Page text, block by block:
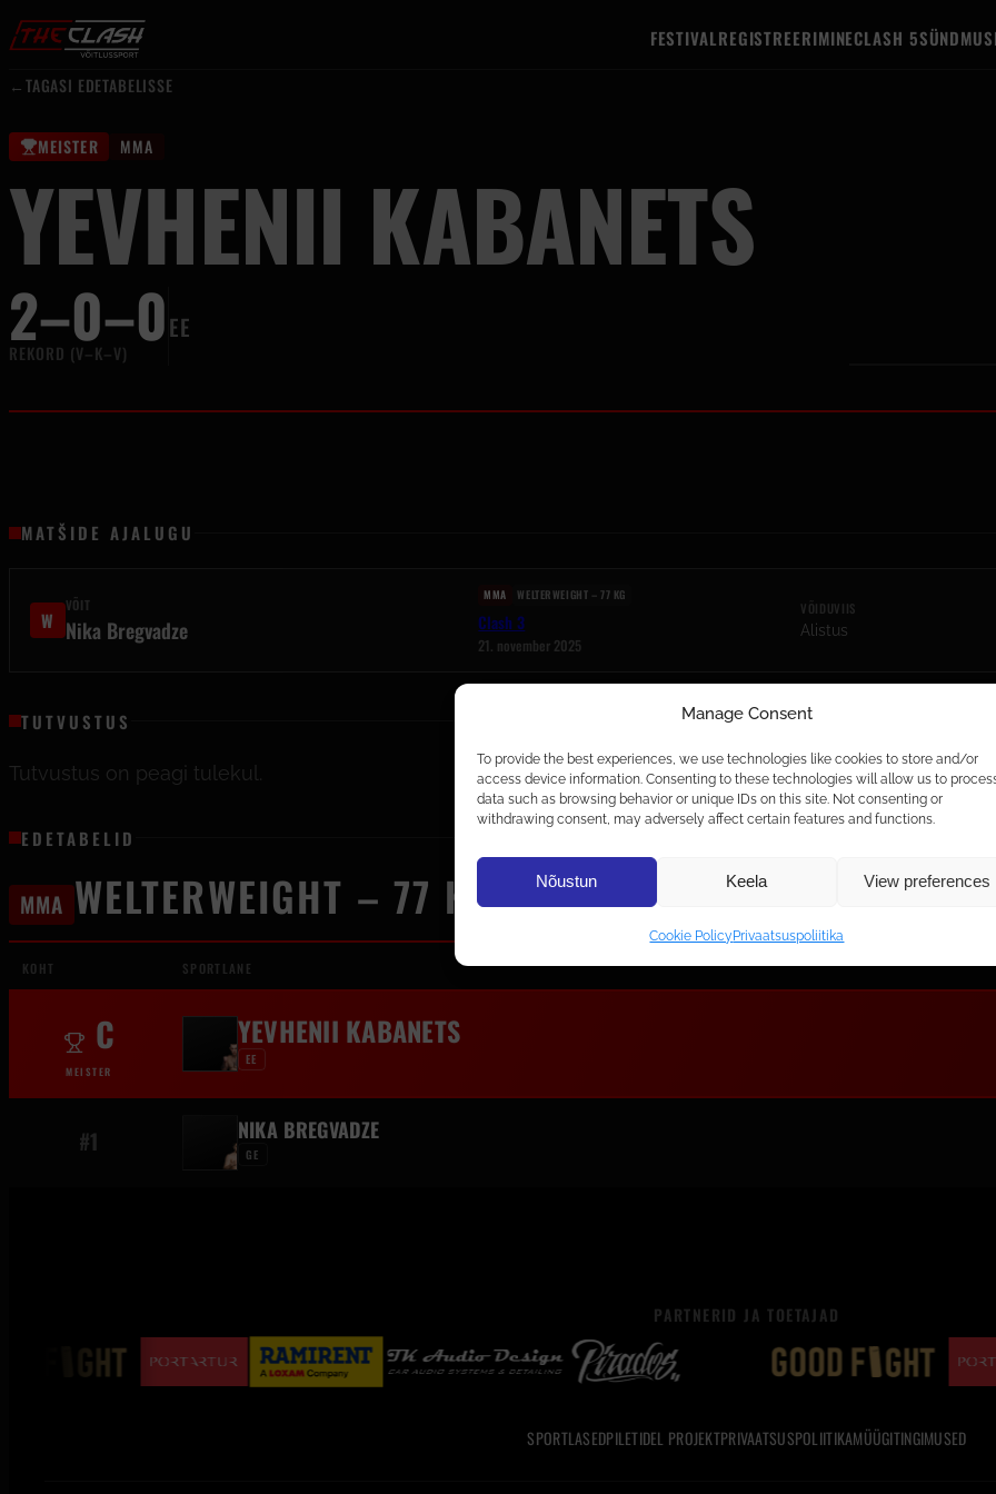
Manage Consent
To provide the best experiences, we use technologies like cookies to store and/or
access device information. Consenting to these technologies will allow us to
data such as browsing behavior or unique IDs on this site. Not consenting or
withdrawing consent, may adversely affect certain features and functions.
Nõustun Keela View preferences
Cookie PolicyPrivaatsuspoliitika
Liigu sisu juurde
FESTIVALREGISTREERIMINECLASH 5
←TAGASI EDETABELISSE
MEISTER MMA
YEVHENII KABANETS
2–0–0
REKORD (V–K–V)
EE
MATŠIDE AJALUGU
W
VÕIT
Nika Bregvadze
MMA WELTERWEIGHT – 77 KG
Clash 3
21. november 2025
VÕIDUVIIS
Alistus
TUTVUSTUS
Tutvustus on peagi tulekul.
EDETABELID
MMA WELTERWEIGHT – 77 KG
KOHT SPORTLANE
C
MEISTER
YEVHENII KABANETS
EE
#1 NIKA BREGVADZE
GE
PARTNERID JA TOETAJAD
SPORTLASEDPILETIDEL PROJEKTPRIVAATSUSPOLIITIKAMÜÜGITINGIMUSED